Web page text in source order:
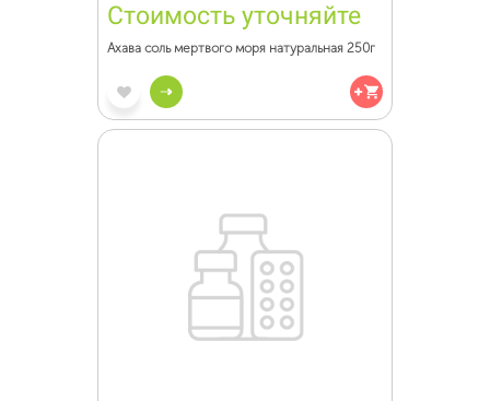
Стоимость уточняйте
Ахава соль мертвого моря натуральная 250г